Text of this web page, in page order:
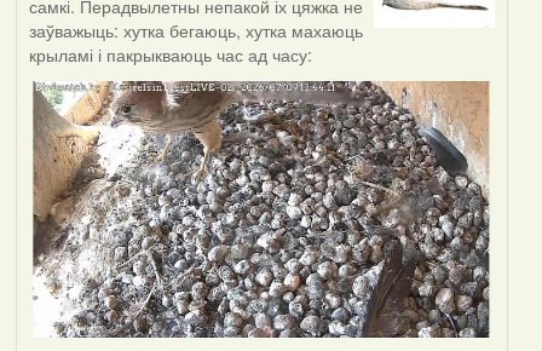
самкі. Перадвылетны непакой іх цяжка не
заўважыць: хутка бегаюць, хутка махаюць
крыламі і пакрыкваюць час ад часу: